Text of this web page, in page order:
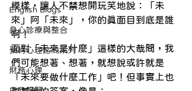
English Blogs
身心診療與整合
預約心理諮商系列
財務心理
模樣，讓人不禁想開玩笑地說：「未
來」阿「未來」，你的真面目到底是誰
啊！
面對「未來是什麼」這樣的大哉問，我
們可能想著、想著，就想說或許就是
「未來要做什麼工作」吧！但事實上也